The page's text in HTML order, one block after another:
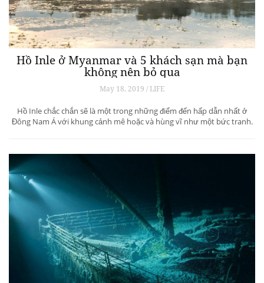
Hồ Inle ở Myanmar và 5 khách sạn mà bạn
không nên bỏ qua
May 18, 2019 / LIFE
Hồ Inle chắc chắn sẽ là một trong những điểm đến hấp dẫn nhất ở
Đông Nam Á với khung cảnh mê hoặc và hùng vĩ như một bức tranh.